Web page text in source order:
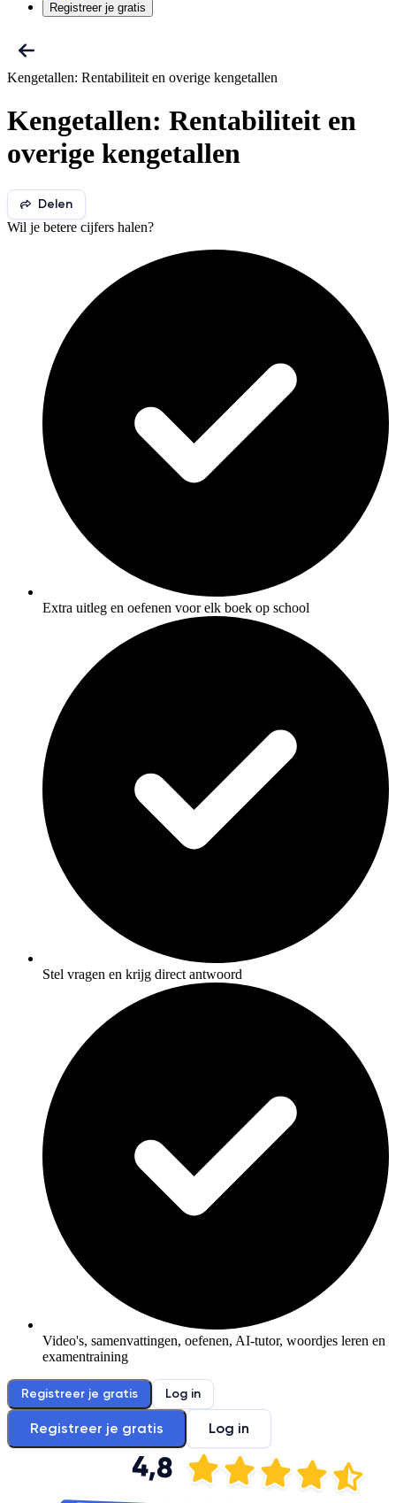
Registreer je gratis
Kengetallen: Rentabiliteit en overige kengetallen
Kengetallen: Rentabiliteit en
overige kengetallen
Delen
Wil je betere cijfers halen?
Extra uitleg en oefenen voor elk boek op school
Stel vragen en krijg direct antwoord
Video's, samenvattingen, oefenen, AI-tutor, woordjes leren en
examentraining
Registreer je gratis Log in
Registreer je gratis Log in